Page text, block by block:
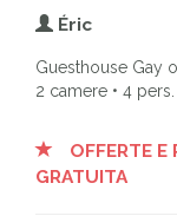
Éric
Guesthouse Gay
2 camere • 4 pers.
OFFERTE
GRATUITA